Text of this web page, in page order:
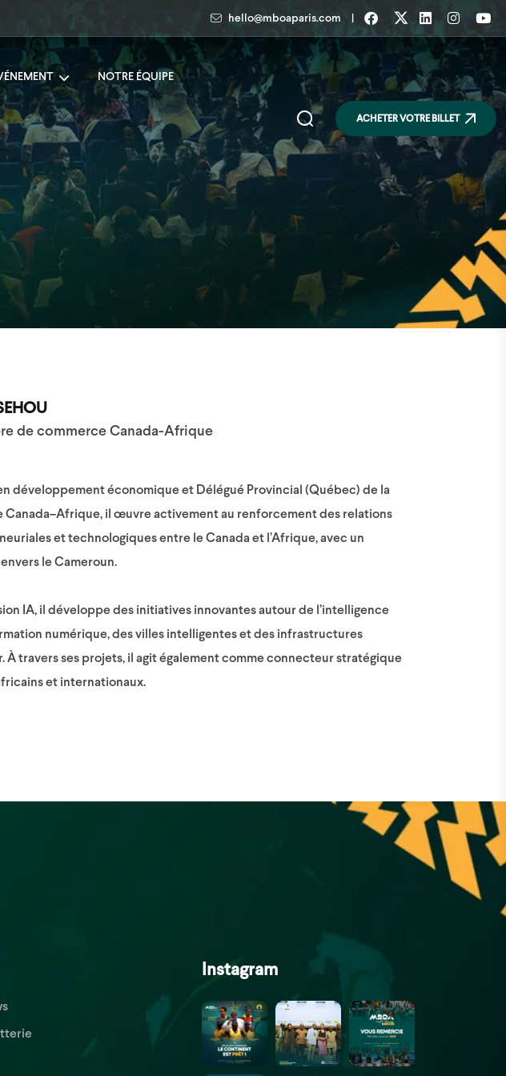
hello@mboaparis.com
NOTRE ÉQUIPE
ACHETER VOTRE BILLET
de commerce Canada-Afrique
développement économique et Délégué Provincial (Québec) de la
Canada–Afrique, il œuvre activement au renforcement des relations
et technologiques entre le Canada et l’Afrique, avec un
le Cameroun.
IA, il développe des initiatives innovantes autour de l’intelligence
numérique, des villes intelligentes et des infrastructures
À travers ses projets, il agit également comme connecteur stratégique
et internationaux.
Instagram